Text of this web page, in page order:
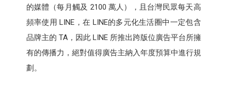
的媒體（每月觸及 2100 萬人），且台灣民眾每天高
頻率使用 LINE，在 LINE的多元化生活圈中一定包含
品牌主的 TA，因此 LINE 所推出跨版位廣告平台所擁
有的傳播力，絕對值得廣告主納入年度預算中進行規
劃。